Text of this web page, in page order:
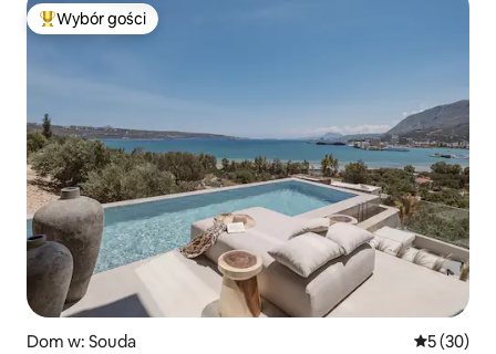
Najpopularniejsze z kategorii Wybór gości
Wybór gości
Dom w: Souda Średnia
5 (30)